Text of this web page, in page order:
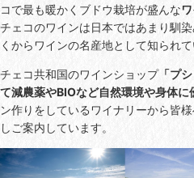
コで最も暖かくブドウ栽培が盛んな
チェコのワインは日本ではあまり馴
くからワインの名産地として知られて
チェコ共和国のワインショップ「プシ
て減農薬やBIOなど自然環境や身体に
ン作りをしているワイナリーから皆
しご案内しています。